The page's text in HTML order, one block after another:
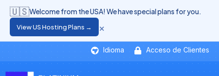
Idioma Acceso de Clientes
🇺🇸Welcome from the USA! We have special plans for you.
View US Hosting Plans → ×